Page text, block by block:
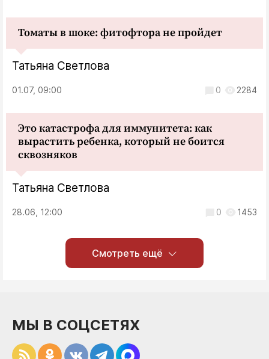
Томаты в шоке: фитофтора не пройдет
Татьяна Светлова
01.07, 09:00 0 2284
Это катастрофа для иммунитета: как
вырастить ребенка, который не боится
сквозняков
Татьяна Светлова
28.06, 12:00 0 1453
Смотреть ещё
МЫ В СОЦСЕТЯХ